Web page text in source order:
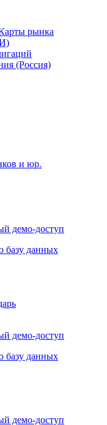
журнал
рынка
(Россия)
и юр.
данных
данных